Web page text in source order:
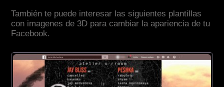
También te puede interesar las siguientes plantillas
con imagenes de 3D para cambiar la apariencia de tu
Facebook.